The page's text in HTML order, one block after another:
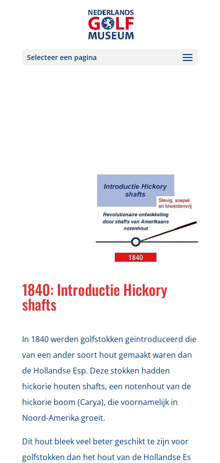
Selecteer een pagina
1840: Introductie Hickory
shafts
In 1840 werden golfstokken geintroduceerd die
van een ander soort hout gemaakt waren dan
de Hollandse Esp. Deze stokken hadden
hickorie houten shafts, een notenhout van de
hickorie boom (Carya), die voornamelijk in
Noord-Amerika groeit.
Dit hout bleek veel beter geschikt te zijn voor
golfstokken dan het hout van de Hollandse Es